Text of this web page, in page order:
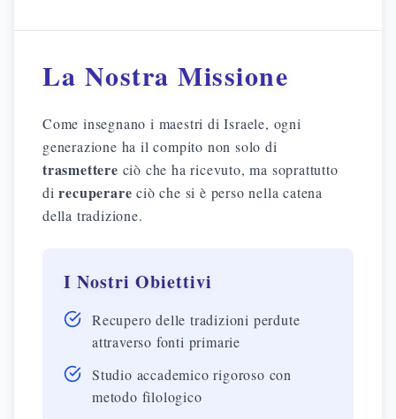
La Nostra Missione
Come insegnano i maestri di Israele, ogni
generazione ha il compito non solo di
trasmettere ciò che ha ricevuto, ma soprattutto
direcuperare ciò che si è perso nella catena
della tradizione.
I Nostri Obiettivi
Recupero delle tradizioni perdute
attraverso fonti primarie
Studio accademico rigoroso con
metodo filologico